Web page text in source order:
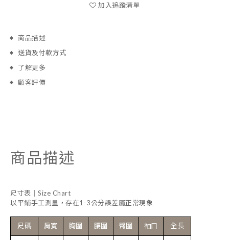
加入追蹤清單
商品描述
送貨及付款方式
了解更多
顧客評價
商品描述
尺寸表｜Size Chart
以平鋪手工測量，存在1-3公分誤差屬正常現象
尺碼 肩寬 胸圍 腰圍 臀圍 袖口 全長